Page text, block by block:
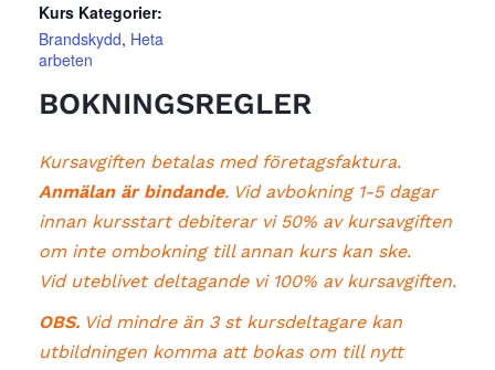
Kurs Kategorier:
Brandskydd, Heta
arbeten
BOKNINGSREGLER
Kursavgiften betalas med företagsfaktura.
Anmälan är bindande. Vid avbokning 1-5 dagar
innan kursstart debiterar vi 50% av kursavgiften
om inte ombokning till annan kurs kan ske.
Vid uteblivet deltagande vi 100% av kursavgiften.
OBS. Vid mindre än 3 st kursdeltagare kan
utbildningen komma att bokas om till nytt